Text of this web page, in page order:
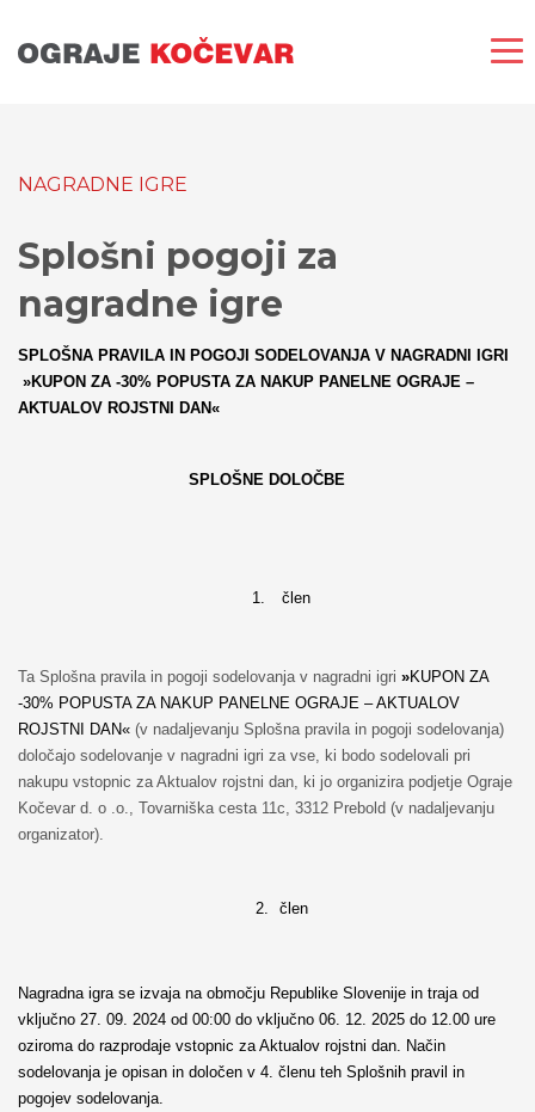
NAGRADNE IGRE
Splošni pogoji za
nagradne igre
SPLOŠNA PRAVILA IN POGOJI SODELOVANJA V NAGRADNI IGRI
»KUPON ZA -30% POPUSTA ZA NAKUP PANELNE OGRAJE –
AKTUALOV ROJSTNI DAN«
SPLOŠNE DOLOČBE
1. člen
Ta Splošna pravila in pogoji sodelovanja v nagradni igri »KUPON ZA
-30% POPUSTA ZA NAKUP PANELNE OGRAJE – AKTUALOV
ROJSTNI DAN«(v nadaljevanju Splošna pravila in pogoji sodelovanja)
določajo sodelovanje v nagradni igri za vse, ki bodo sodelovali pri
nakupu vstopnic za Aktualov rojstni dan, ki jo organizira podjetje Ograje
Kočevar d. o .o., Tovarniška cesta 11c, 3312 Prebold (v nadaljevanju
organizator).
2. člen
Nagradna igra se izvaja na območju Republike Slovenije in traja od
vključno 27. 09. 2024 od 00:00 do vključno 06. 12. 2025 do 12.00 ure
oziroma do razprodaje vstopnic za Aktualov rojstni dan. Način
sodelovanja je opisan in določen v 4. členu teh Splošnih pravil in
pogojev sodelovanja.